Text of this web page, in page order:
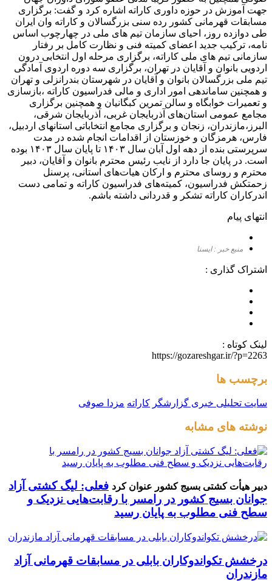
جهت آموزش در حوزه داوری کاراته اشاره کرد و گفت: برگزاری
مسابقات قهرمانی کشور رده سنی بزرگسالان و کاراته وان ایران
طی دوازده روز، احیای سازمان تیم های ملی در چهارچوب اساس
نامه، ترکیب جدید اعضای کمیته فنی و نظارت کامل بر رفتار
سازمانی تیم های ملی کاراته، برگزاری مرحله اول انتخابی درون
اردویی بانوان و آقایان در تهران، برگزاری سه دوره اردوی آمادگی
تیم ملی بزرگسالان بانوان و آقایان در شهرستان بندرانزلی و تهران
و همچنین ساماندهی امور اداری و مالی فدراسیون کاراته ،بازسازی
و تعمیرات خوابگاه و سالن تمرین کبگانیان و همچنین برگزاری
مجامع عمومی استان‌های آذربایجان غربی، آذربایجان شرقی،
البرز،مازندران، زنجان و برگزاری مجامع انتخاباتی استانهای اردبیل،
فارس، هرمزگان و خوزستان از اقدامات انجام شده در مدت
سرپرستی بنده از دهه اول آبان سال ۱۴۰۳ تا پایان سال ۱۴۰۳ بوده
است. در پایان جا دارد از نایب رئیس محترم بانوان و آقایان، دبیر
محترم و روسای محترم و ارکان هیات‌های استانی، پرسنل
زحمتکش فدراسیون، کمیته‌های فدراسیون کاراته و تمامی دست
اندرکاران کاراته تشکر و قدردانی داشته باشم.
انتهای پیام
منبع خبر : ایسنا
اشتراک گذاری :
لینک کوتاه :
https://gozareshgar.ir/?p=2263
برچسب ها
سایت تحلیلی خبری گزارشگر کاراته مزدا صوفی
نوشته های مشابه
دبیر هیأت کشتی بسیج کشور عنوان کرد فعلی: لیگ کشتی آزاد
جوانان بسیج کشور در رامسر با رقابت‌هایی نزدیک و
سطح فنی مطلوب به پایان رسید
درخشش تکواندوکاران بابلی در مسابقات قهرمانی آزاد
مازندران